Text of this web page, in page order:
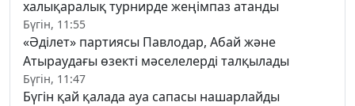
халықаралық турнирде жеңімпаз атанды
Бүгін, 11:55
«Әділет» партиясы Павлодар, Абай және
Атыраудағы өзекті мәселелерді талқылады
Бүгін, 11:47
Бүгін қай қалада ауа сапасы нашарлайды